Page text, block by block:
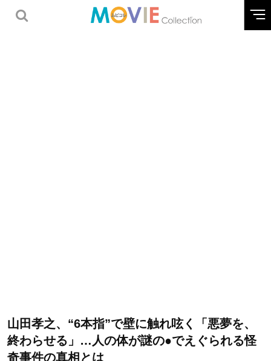
山田孝之、“6本指”で壁に触れ呟く「悪夢を、
終わらせる」…人の体が謎の●でえぐられる怪
奇事件の真相とは